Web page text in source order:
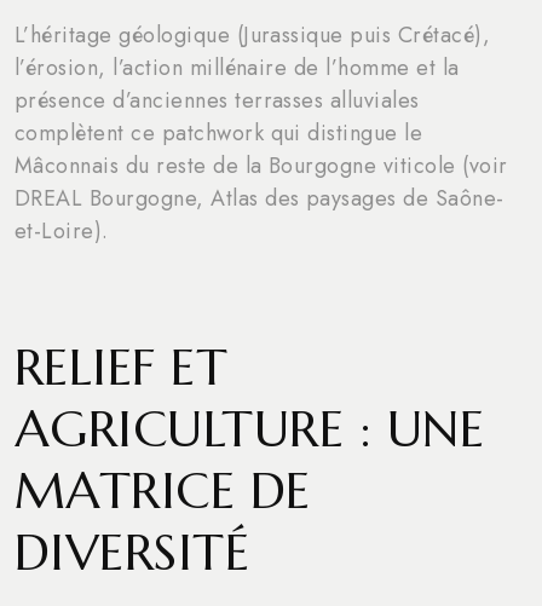
L’héritage géologique (Jurassique puis Crétacé),
l’érosion, l’action millénaire de l’homme et la
présence d’anciennes terrasses alluviales
complètent ce patchwork qui distingue le
Mâconnais du reste de la Bourgogne viticole (voir
DREAL Bourgogne, Atlas des paysages de Saône-
et-Loire).
RELIEF ET
AGRICULTURE : UNE
MATRICE DE
DIVERSITÉ